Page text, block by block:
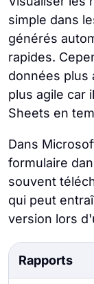
simple dans
générés
rapides.
données plus
plus agile car
Sheets en
Dans
formulaire
souvent
qui peut
version lors
Rapports